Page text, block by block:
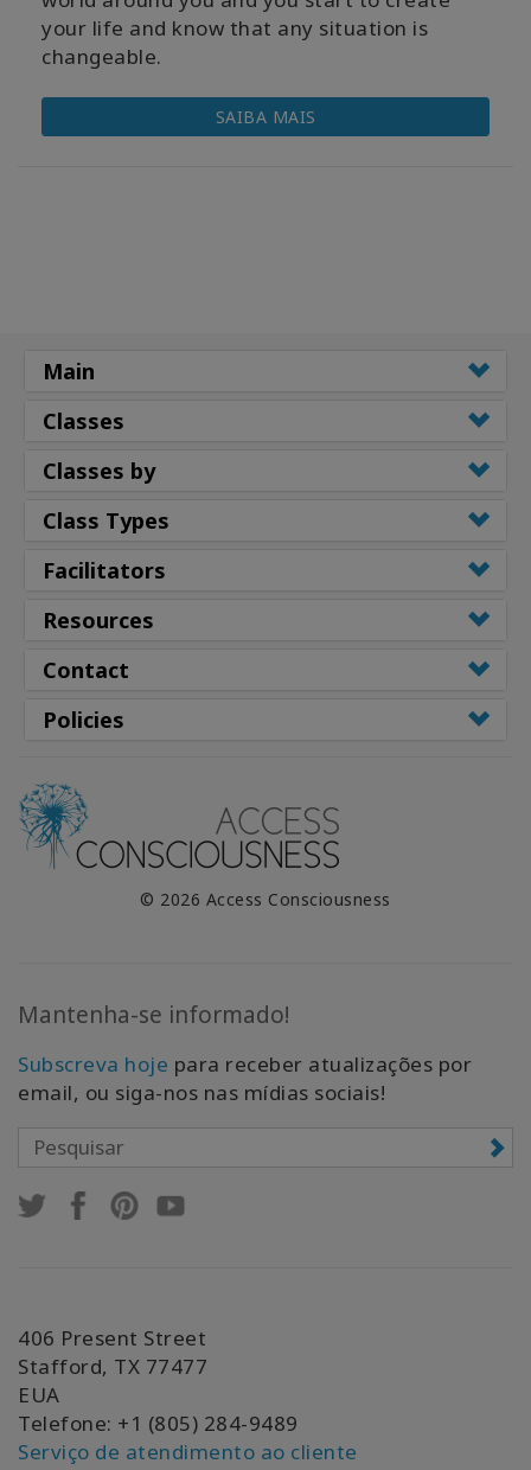
your life and know that any situation is
changeable.
SAIBA MAIS
Main
Classes
Classes by
Class Types
Facilitators
Resources
Contact
Policies
© 2026 Access Consciousness
Mantenha-se informado!
Subscreva hoje para receber atualizações por
email, ou siga-nos nas mídias sociais!
406 Present Street
Stafford, TX 77477
EUA
Telefone: +1 (805) 284-9489
Serviço de atendimento ao cliente